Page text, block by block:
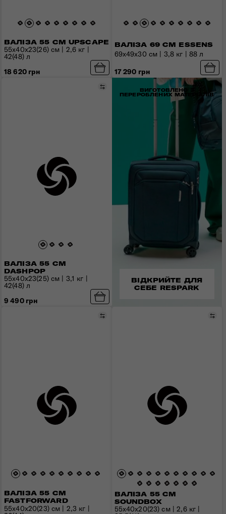
ВАЛІЗА 55 СМ UPSCAPE
55x40x23(26) см | 2,6 кг |
42(48) л
18 620 грн
ВАЛІЗА 69 СМ ESSENS
69x49x30 см | 3,8 кг | 88 л
17 290 грн
ВАЛІЗА 55 СМ
DASHPOP
Порівняти
55x40x23(25) см | 3,1 кг |
42(48) л
9 490 грн
ВАЛІЗА 55 СМ
FASTFORWARD
Порівняти
55х40х20(23) см | 2,3 кг |
ВАЛІЗА 55 СМ
SOUNDBOX
55x40x20(23) см | 2,6 кг |
ВИГОТОВЛЕНО З
ПЕРЕРОБЛЕНИХ МАТЕРІАЛІВ
ВІДКРИЙТЕ ДЛЯ
СЕБЕ RESPARK